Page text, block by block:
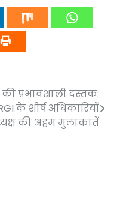
की प्रभावशाली दस्तक:
के शीर्ष अधिकारियों
की अहम मुलाकातें